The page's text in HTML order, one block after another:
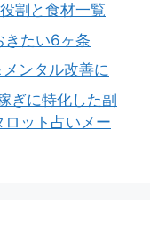
割と食材一覧
きたい6ヶ条
ンタル改善に
ぎに特化した副
ット占いメー